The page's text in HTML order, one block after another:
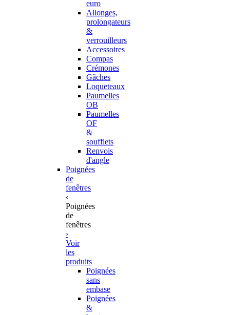
euro
Allonges,
prolongateurs
&
verrouilleurs
Accessoires
Compas
Crémones
Gâches
Loqueteaux
Paumelles
OB
Paumelles
OF
&
soufflets
Renvois
d'angle
Poignées
de
fenêtres
‹
Poignées
de
fenêtres
›
Voir
les
produits
Poignées
sans
embase
Poignées
&